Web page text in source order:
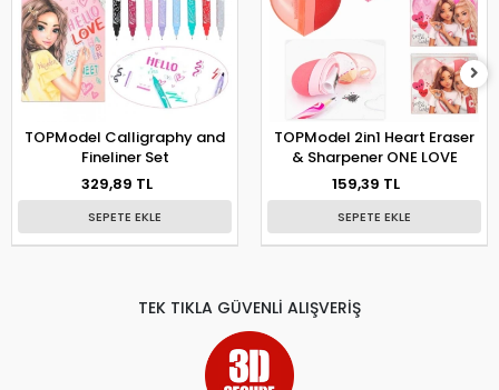
TOPModel Calligraphy and
Fineliner Set
329,89 TL
SEPETE EKLE
TOPModel 2in1 Heart Eraser
& Sharpener ONE LOVE
159,39 TL
SEPETE EKLE
TEK TIKLA GÜVENLİ ALIŞVERİŞ